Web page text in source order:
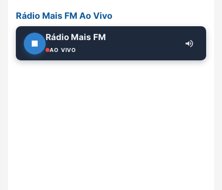
Rádio Mais FM Ao Vivo
Rádio Mais FM
AO VIVO